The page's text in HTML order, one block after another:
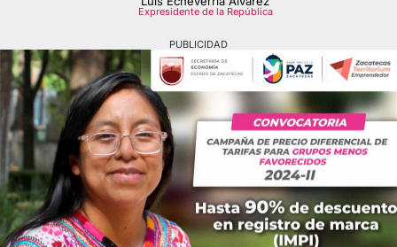
Expresidente de la República
PUBLICIDAD